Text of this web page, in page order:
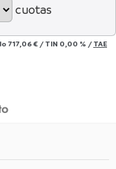
cuotas
717,06 € / TIN 0,00 % / TAE